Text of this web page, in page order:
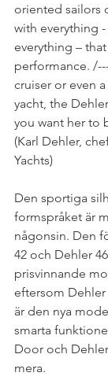
oriented sailors
with everything
everything –
performance.
cruiser or even
yacht, the
you want her to
(Karl Dehler,
Yachts)
Den sportiga
formspråket är
någonsin. Den
42 och Dehler
prisvinnande
eftersom
är den nya
smarta
Door och
mera.